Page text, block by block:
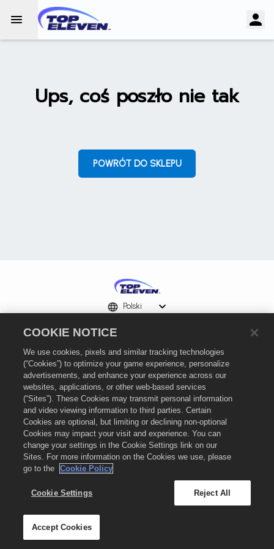
Ups, coś poszło nie tak
POWRÓT DO SKLEPU
Polityka dotycząca plików cookie
Wsparcie
Nie zgadzam się na sprzedawanie ani udostępnianie moich danych
osobowych
Ustawienia plików cookie
© 2026Nordeus Limited. „Top Eleven” oraz logo Top Eleven są znakami
towarowymi firmy Nordeus Limited. Nordeus Limited jest spółką należącą do
grupy Take-Two Interactive Software. Wszelkie prawa zastrzeżone. Sklep Top
Eleven jest prowadzony przez Nordeus Limited. Oferty obowiązują wyłącznie w
grze Top Eleven: Menedżer Piłkarski. Dostępność ofert, ceny i formaty gier mogą
się różnić w zależności od regionu. Ceny mogą się różnić w zależności od formatu,
platformy, regionu oraz wcześniejszych zakupów.
Polski
COOKIE NOTICE
We use cookies, pixels and similar tracking technologies
(“Cookies”) to optimize your game experience, personalize
advertisements, and enhance your experience across our
websites, applications, or other web-based services
(“Sites”). These Cookies may transmit personal information
and video viewing information to third parties. Certain
Cookies are optional, but limiting or declining non-optional
Cookies may impact your visit and experience. You can
change your settings in the Cookie Settings link on our
Sites. For more information on the Cookies we use, please
go to the
Cookie Policy
Cookie Settings Reject All
Accept Cookies